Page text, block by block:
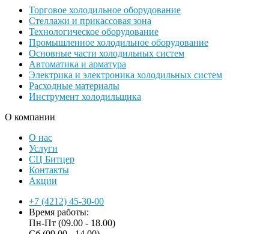
Торговое холодильное оборудование
Стеллажи и прикассовая зона
Технологическое оборудование
Промышленное холодильное оборудование
Основные части холодильных систем
Автоматика и арматура
Электрика и электроника холодильных систем
Расходные материалы
Инструмент холодильщика
О компании
О нас
Услуги
СЦ Битцер
Контакты
Акции
+7 (4212) 45-30-00
Время работы:
Пн-Пт (09.00 - 18.00)